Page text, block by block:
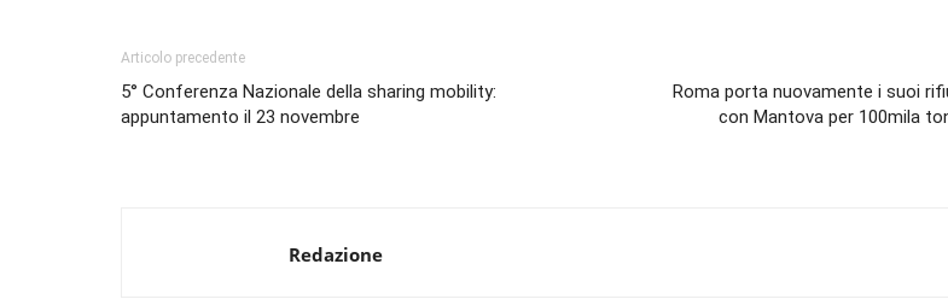
Articolo precedente
5° Conferenza Nazionale della sharing mobility:
appuntamento il 23 novembre
Roma porta nuovamente i suoi
con Mantova per 100mila
Redazione